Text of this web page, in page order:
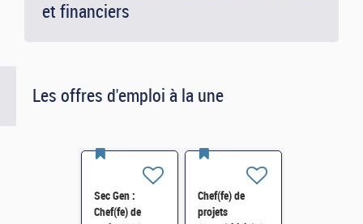
et financiers
Les offres d'emploi à la une
Sec Gen :
Chef(fe) de
Chef(fe) de
projets